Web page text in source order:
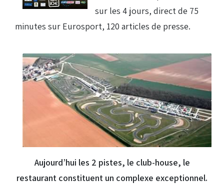
sur les 4 jours, direct de 75
minutes sur Eurosport, 120 articles de presse.
Aujourd’hui les 2 pistes, le club-house, le
restaurant constituent un complexe exceptionnel.